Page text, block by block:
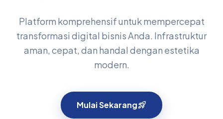
Platform komprehensif untuk mempercepat
transformasi digital bisnis Anda. Infrastruktur
aman, cepat, dan handal dengan estetika
modern.
Mulai Sekarangrocket_launch